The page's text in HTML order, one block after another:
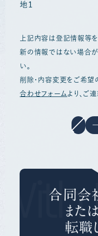
地１
上記内容は登記情報等
新の情報ではない場合が
い。
削除・内容変更をご希望
合わせフォーム より、ご
合同会
また
転職